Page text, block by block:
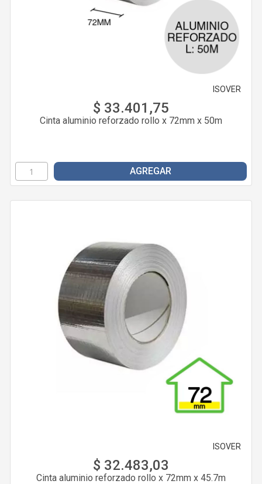
ISOVER
$ 33.401,75
Cinta aluminio reforzado rollo x 72mm x 50m
AGREGAR
ISOVER
$ 32.483,03
Cinta aluminio reforzado rollo x 72mm x 45.7m